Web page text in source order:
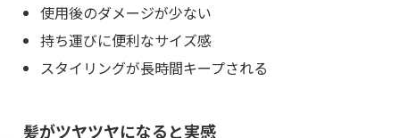
使用後のダメージが少ない
持ち運びに便利なサイズ感
スタイリングが長時間キープされる
髪がツヤツヤになると実感